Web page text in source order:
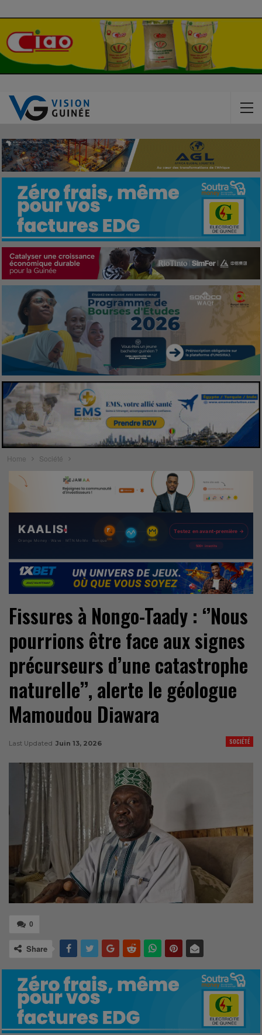
Home Société
Fissures à Nongo-Taady : ‘’Nous
pourrions être face aux signes
précurseurs d’une catastrophe
naturelle’’, alerte le géologue
Mamoudou Diawara
SOCIÉTÉ
Last Updated Juin 13, 2026
0
Share